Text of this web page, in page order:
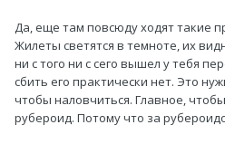
Да, еще там повсюду ходят такие
Жилеты светятся в темноте, их
ни с того ни с сего вышел у тебя
сбить его практически нет. Это
чтобы наловчиться. Главное,
рубероид. Потому что за